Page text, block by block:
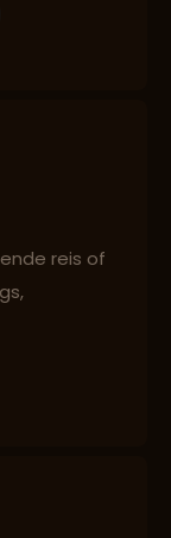
en milieu
reis of